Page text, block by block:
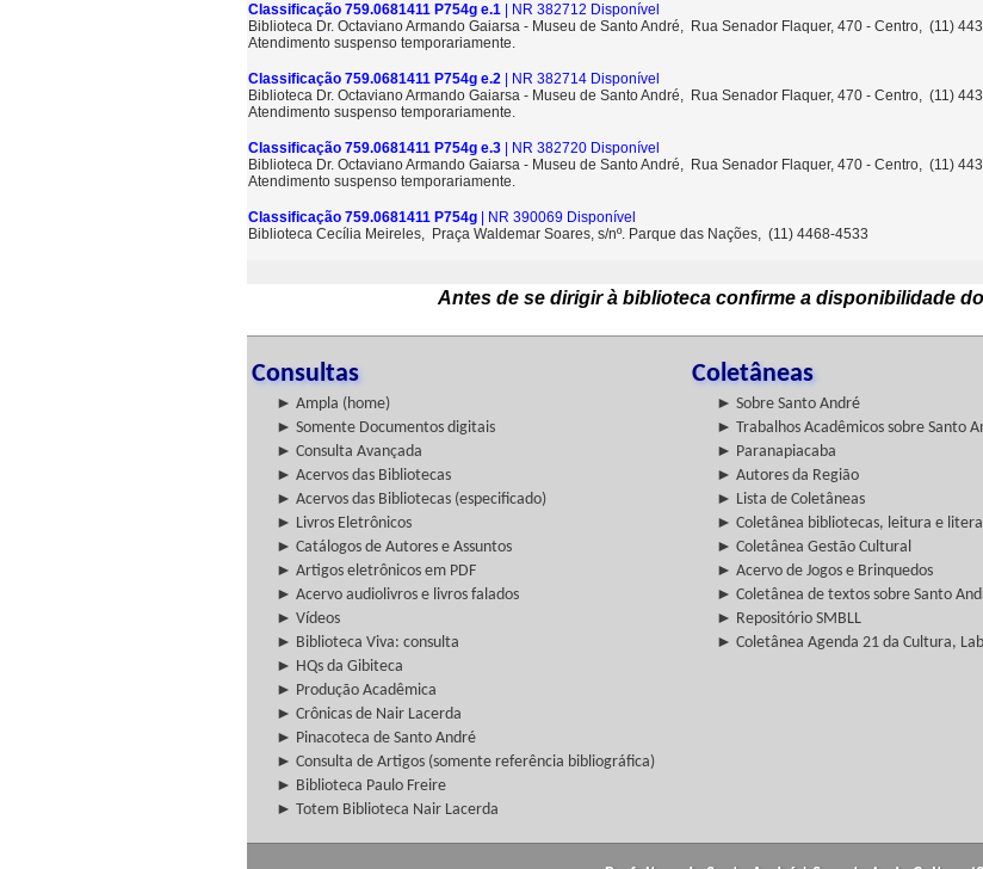
Classificação 759.0681411 P754g e.1 | NR 382712 Disponível
Biblioteca Dr. Octaviano Armando Gaiarsa - Museu de Santo André, Rua Senador Flaquer, 470 - Centro, (11)
Atendimento suspenso temporariamente.
Classificação 759.0681411 P754g e.2 | NR 382714 Disponível
Biblioteca Dr. Octaviano Armando Gaiarsa - Museu de Santo André, Rua Senador Flaquer, 470 - Centro, (11)
Atendimento suspenso temporariamente.
Classificação 759.0681411 P754g e.3 | NR 382720 Disponível
Biblioteca Dr. Octaviano Armando Gaiarsa - Museu de Santo André, Rua Senador Flaquer, 470 - Centro, (11)
Atendimento suspenso temporariamente.
Classificação 759.0681411 P754g | NR 390069 Disponível
Biblioteca Cecília Meireles, Praça Waldemar Soares, s/nº. Parque das Nações, (11) 4468-4533
Antes de se dirigir à biblioteca confirme a disponibilidade
Consultas Coletâneas
► Ampla (home) ► Sobre Santo André
► Somente Documentos digitais
► Trabalhos Acadêmicos sobre Santo
► Consulta Avançada
► Paranapiacaba
► Acervos das Bibliotecas
► Autores da Região
► Acervos das Bibliotecas (especificado)
► Lista de Coletâneas
► Livros Eletrônicos
► Coletânea bibliotecas, leitura e
► Catálogos de Autores e Assuntos
► Coletânea Gestão Cultural
► Artigos eletrônicos em PDF
► Acervo de Jogos e Brinquedos
► Acervo audiolivros e livros falados
► Coletânea de textos sobre Santo
► Vídeos
► Repositório SMBLL
► Biblioteca Viva: consulta
► Coletânea Agenda 21 da Cultura,
► HQs da Gibiteca
► Produção Acadêmica
► Crônicas de Nair Lacerda
► Pinacoteca de Santo André
► Consulta de Artigos (somente referência bibliográfica)
► Biblioteca Paulo Freire
► Totem Biblioteca Nair Lacerda